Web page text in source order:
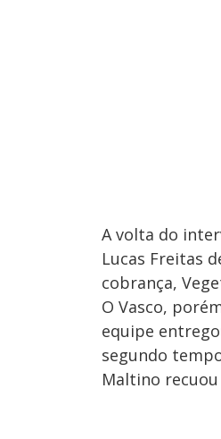
A volta do
Lucas Freitas
cobrança,
O Vasco,
equipe
segundo
Maltino recuou